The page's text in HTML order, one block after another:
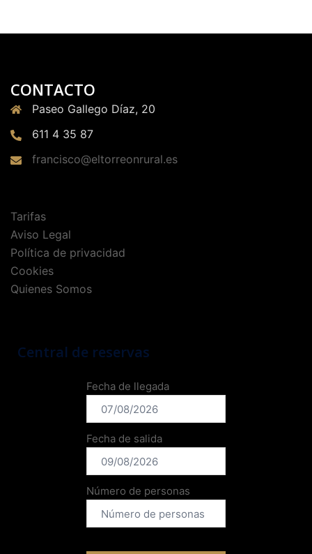
CONTACTO
Paseo Gallego Díaz, 20
611 4 35 87
francisco@eltorreonrural.es
Tarifas
Aviso Legal
Política de privacidad
Cookies
Quienes Somos
Central de reservas
Fecha de llegada
Fecha de salida
Número de personas